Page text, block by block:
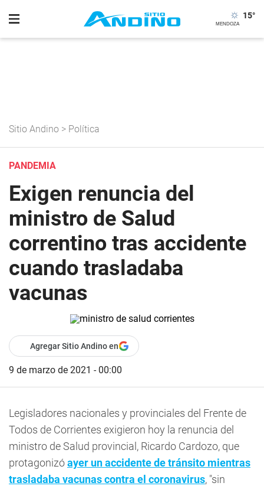
15°
Sitio Andino > Política
PANDEMIA
Exigen renuncia del
ministro de Salud
correntino tras accidente
cuando trasladaba
vacunas
Agregar Sitio Andino en
9 de marzo de 2021 - 00:00
Legisladores nacionales y provinciales del Frente de
Todos de Corrientes exigieron hoy la renuncia del
ministro de Salud provincial, Ricardo Cardozo, que
protagonizóayer un accidente de tránsito mientras
trasladaba vacunas contra el coronavirus, "sin